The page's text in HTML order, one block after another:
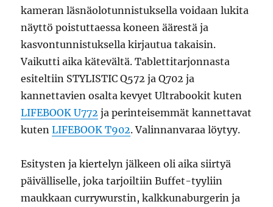
kameran läsnäolotunnistuksella voidaan lukita
näyttö poistuttaessa koneen äärestä ja
kasvontunnistuksella kirjautua takaisin.
Vaikutti aika kätevältä. Tablettitarjonnasta
esiteltiin STYLISTIC Q572 ja Q702 ja
kannettavien osalta kevyet Ultrabookit kuten
LIFEBOOK U772 ja perinteisemmät kannettavat
kutenLIFEBOOK T902. Valinnanvaraa löytyy.
Esitysten ja kiertelyn jälkeen oli aika siirtyä
päivälliselle, joka tarjoiltiin Buffet-tyyliin
maukkaan currywurstin, kalkkunaburgerin ja